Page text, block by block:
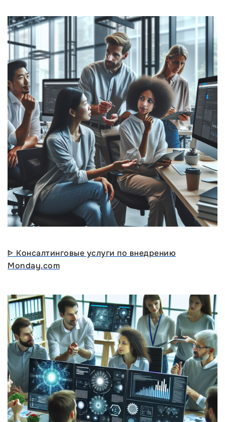
ᐈ Консалтинговые услуги по внедрению
Monday.com